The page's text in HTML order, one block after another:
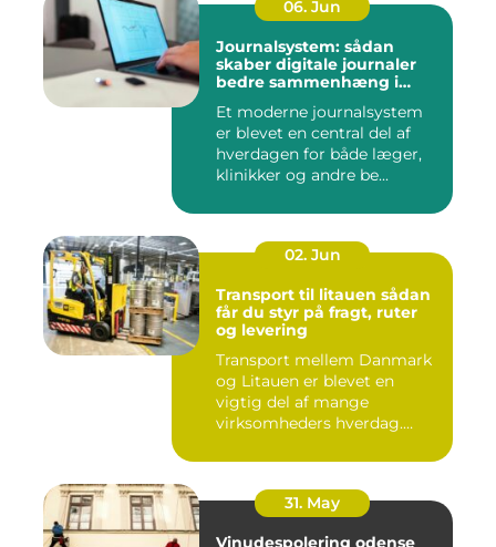
06. Jun
Journalsystem: sådan
skaber digitale journaler
bedre sammenhæng i
Et moderne journalsystem
er blevet en central del af
hverdagen for både læger,
klinikker og andre be...
02. Jun
Transport til litauen sådan
får du styr på fragt, ruter
og levering
Transport mellem Danmark
og Litauen er blevet en
vigtig del af mange
virksomheders hverdag.
31. May
Vinudespolering odense